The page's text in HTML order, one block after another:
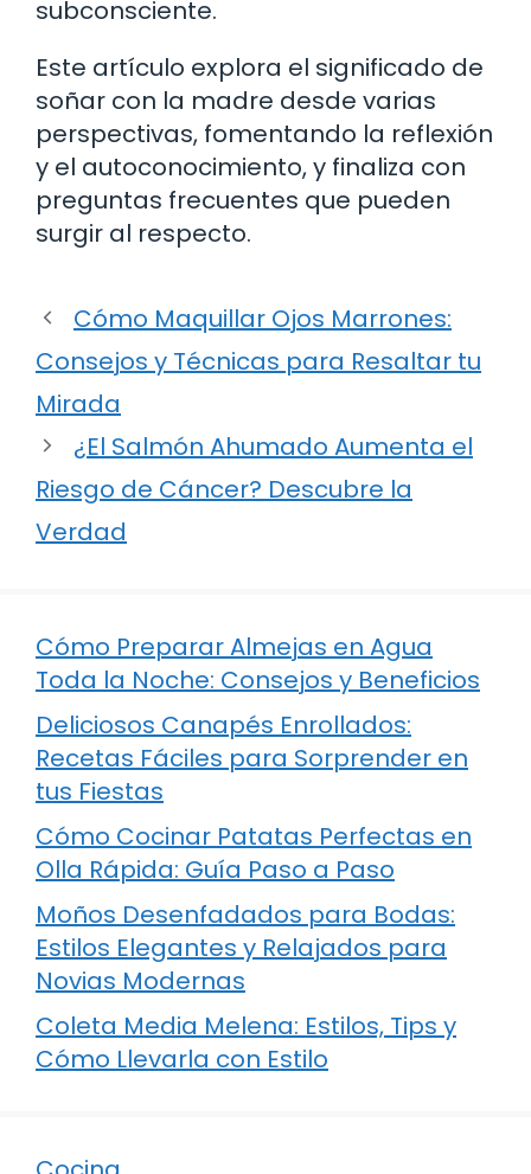
subconsciente.
Este artículo explora el significado de
soñar con la madre desde varias
perspectivas, fomentando la reflexión
y el autoconocimiento, y finaliza con
preguntas frecuentes que pueden
surgir al respecto.
Cómo Maquillar Ojos Marrones:
Consejos y Técnicas para Resaltar tu
Mirada
¿El Salmón Ahumado Aumenta el
Riesgo de Cáncer? Descubre la
Verdad
Cómo Preparar Almejas en Agua
Toda la Noche: Consejos y Beneficios
Deliciosos Canapés Enrollados:
Recetas Fáciles para Sorprender en
tus Fiestas
Cómo Cocinar Patatas Perfectas en
Olla Rápida: Guía Paso a Paso
Moños Desenfadados para Bodas:
Estilos Elegantes y Relajados para
Novias Modernas
Coleta Media Melena: Estilos, Tips y
Cómo Llevarla con Estilo